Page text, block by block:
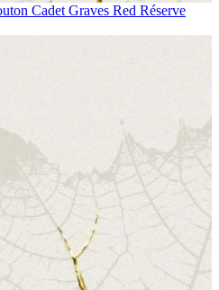
Cadet Graves Red Réserve